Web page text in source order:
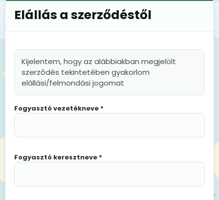
Elállás a szerződéstől
Kijelentem, hogy az alábbiakban megjelölt
szerződés tekintetében gyakorlom
elállási/felmondási jogomat
Fogyasztó vezetékneve *
Fogyasztó keresztneve *